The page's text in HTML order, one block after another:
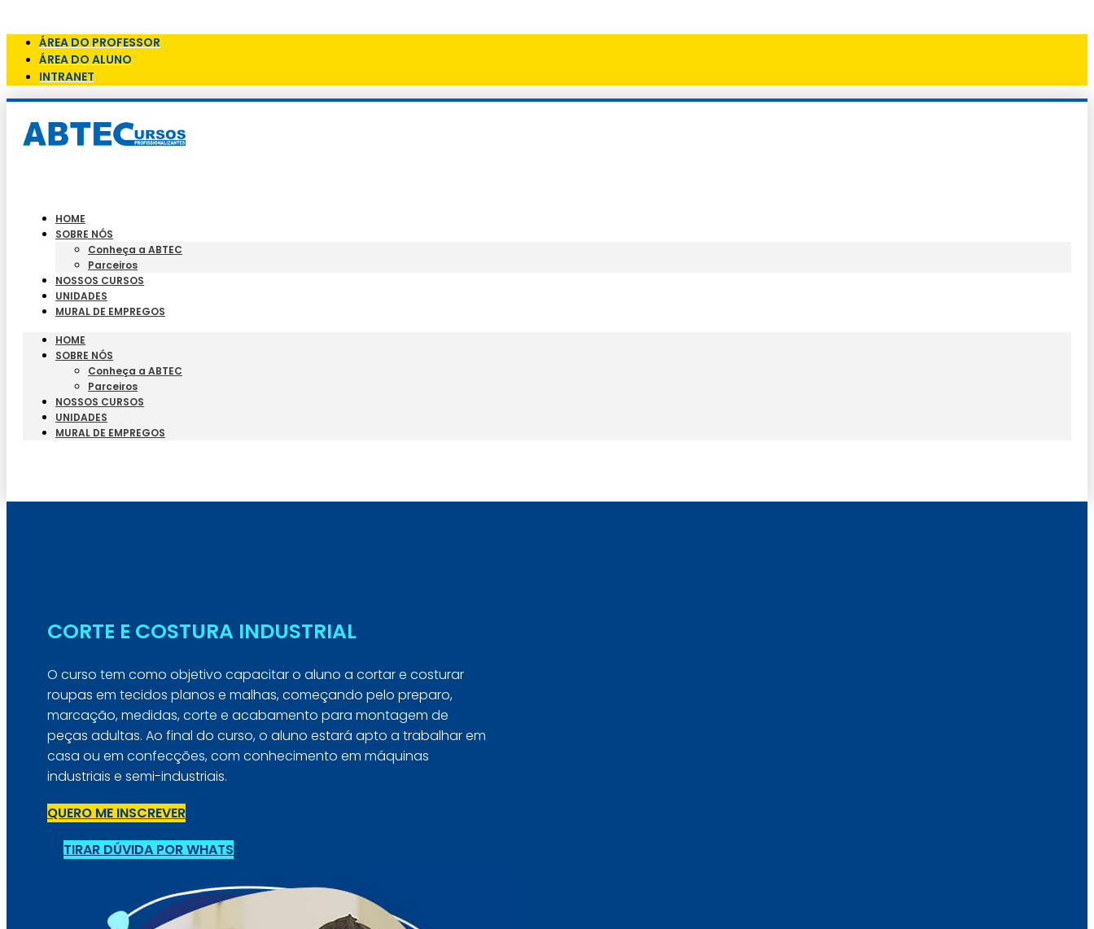
ÁREA DO PROFESSOR
ÁREA DO ALUNO
INTRANET
HOME
SOBRE NÓS
Conheça a ABTEC
Parceiros
NOSSOS CURSOS
UNIDADES
MURAL DE EMPREGOS
HOME
SOBRE NÓS
Conheça a ABTEC
Parceiros
NOSSOS CURSOS
UNIDADES
MURAL DE EMPREGOS
CORTE E COSTURA INDUSTRIAL
O curso tem como objetivo capacitar o aluno a cortar e costurar
roupas em tecidos planos e malhas, começando pelo preparo,
marcação, medidas, corte e acabamento para montagem de
peças adultas. Ao final do curso, o aluno estará apto a trabalhar em
casa ou em confecções, com conhecimento em máquinas
industriais e semi-industriais.
QUERO ME INSCREVER
TIRAR DÚVIDA POR WHATS